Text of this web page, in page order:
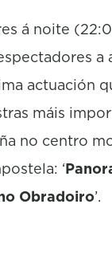
á noite
a
actuación
máis
no centro
‘
Obradoiro’.